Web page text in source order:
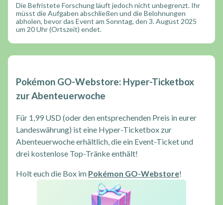
Die Befristete Forschung läuft jedoch nicht unbegrenzt. Ihr
müsst die Aufgaben abschließen und die Belohnungen
abholen, bevor das Event am Sonntag, den 3. August 2025
um 20 Uhr (Ortszeit) endet.
Pokémon GO-Webstore: Hyper-Ticketbox
zur Abenteuerwoche
Für 1,99 USD (oder den entsprechenden Preis in eurer
Landeswährung) ist eine Hyper-Ticketbox zur
Abenteuerwoche erhältlich, die ein Event-Ticket und
drei kostenlose Top-Tränke enthält!
Holt euch die Box im Pokémon GO-Webstore!